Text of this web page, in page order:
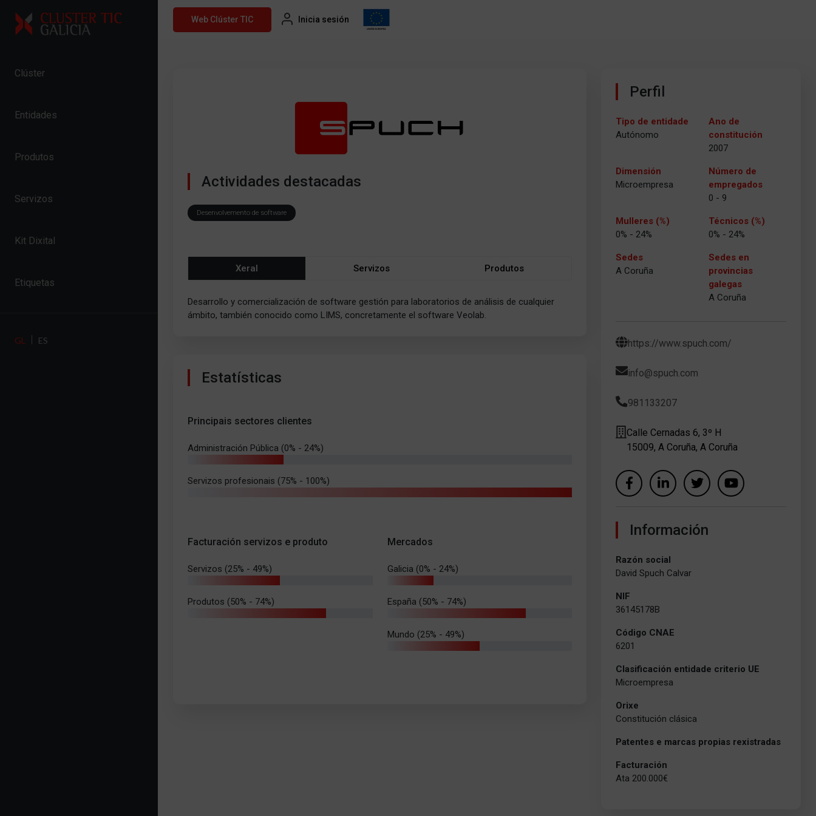
Skip to content
Clúster
Entidades
Produtos
Servizos
Kit Dixital
Etiquetas
GL ES
Web Clúster TIC Inicia sesión
Actividades destacadas
Desenvolvemento de software
Xeral Servizos Produtos
Desarrollo y comercialización de software gestión para laboratorios de análisis de cualquier
ámbito, también conocido como LIMS, concretamente el software Veolab.
Estatísticas
Principais sectores clientes
Administración Pública (0% - 24%)
Servizos profesionais (75% - 100%)
Facturación servizos e produto
Servizos (25% - 49%)
Produtos (50% - 74%)
Mercados
Galicia (0% - 24%)
España (50% - 74%)
Mundo (25% - 49%)
Perfil
Tipo de entidade
Autónomo
Ano de
constitución
2007
Dimensión
Microempresa
Número de
empregados
0 - 9
Mulleres (%)
0% - 24%
Técnicos (%)
0% - 24%
Sedes
A Coruña
Sedes en
provincias
galegas
A Coruña
https://www.spuch.com/
info@spuch.com
981133207
Calle Cernadas 6, 3º H
15009, A Coruña, A Coruña
Información
Razón social
David Spuch Calvar
NIF
36145178B
Código CNAE
6201
Clasificación entidade criterio UE
Microempresa
Orixe
Constitución clásica
Patentes e marcas propias rexistradas
Facturación
Ata 200.000€